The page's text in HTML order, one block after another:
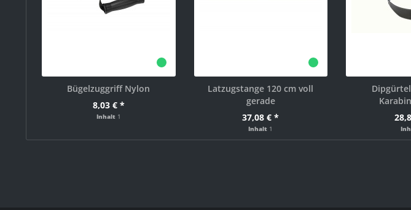
Bügelzuggriff Nylon
8,03 € *
Inhalt 1
Latzugstange 120 cm voll
gerade
37,08 € *
Inhalt 1